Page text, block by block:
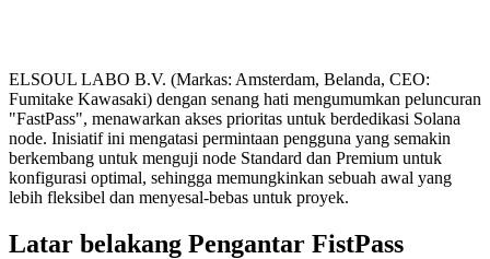
ELSOUL LABO B.V. (Markas: Amsterdam, Belanda, CEO:
Fumitake Kawasaki) dengan senang hati mengumumkan peluncuran
"FastPass", menawarkan akses prioritas untuk berdedikasi Solana
node. Inisiatif ini mengatasi permintaan pengguna yang semakin
berkembang untuk menguji node Standard dan Premium untuk
konfigurasi optimal, sehingga memungkinkan sebuah awal yang
lebih fleksibel dan menyesal-bebas untuk proyek.
Latar belakang Pengantar FistPass